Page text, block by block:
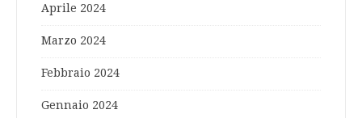
Aprile 2024
Marzo 2024
Febbraio 2024
Gennaio 2024